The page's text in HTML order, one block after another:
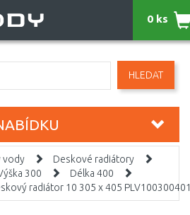
HLEDAT
0 ks
vody
Deskové radiátory
300
Délka 400
radiátor 10 305 x 405